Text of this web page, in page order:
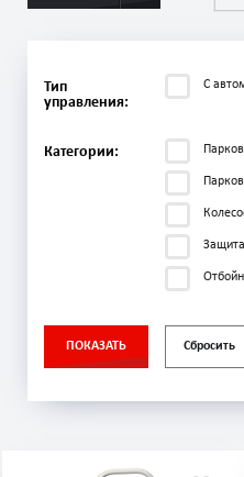
Тип
управления:
С
Категории:
ПОКАЗАТЬ Сбросить